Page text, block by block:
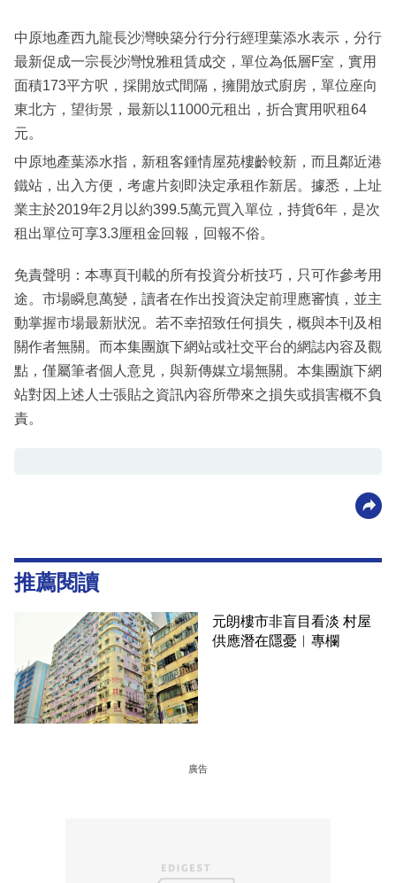
區
中原地產西九龍長沙灣映築分行分行經理葉添水表示，分行
最新促成一宗長沙灣悅雅租賃成交，單位為低層F室，實用
面積173平方呎，採開放式間隔，擁開放式廚房，單位座向
東北方，望街景，最新以11000元租出，折合實用呎租64
元。
中原地產葉添水指，新租客鍾情屋苑樓齡較新，而且鄰近港
鐵站，出入方便，考慮片刻即決定承租作新居。據悉，上址
業主於2019年2月以約399.5萬元買入單位，持貨6年，是次
租出單位可享3.3厘租金回報，回報不俗。
免責聲明：本專頁刊載的所有投資分析技巧，只可作參考用
途。市場瞬息萬變，讀者在作出投資決定前理應審慎，並主
動掌握市場最新狀況。若不幸招致任何損失，概與本刊及相
關作者無關。而本集團旗下網站或社交平台的網誌內容及觀
點，僅屬筆者個人意見，與新傳媒立場無關。本集團旗下網
站對因上述人士張貼之資訊內容所帶來之損失或損害概不負
責。
推薦閱讀
元朗樓市非盲目看淡 村屋
供應潛在隱憂︳專欄
廣告